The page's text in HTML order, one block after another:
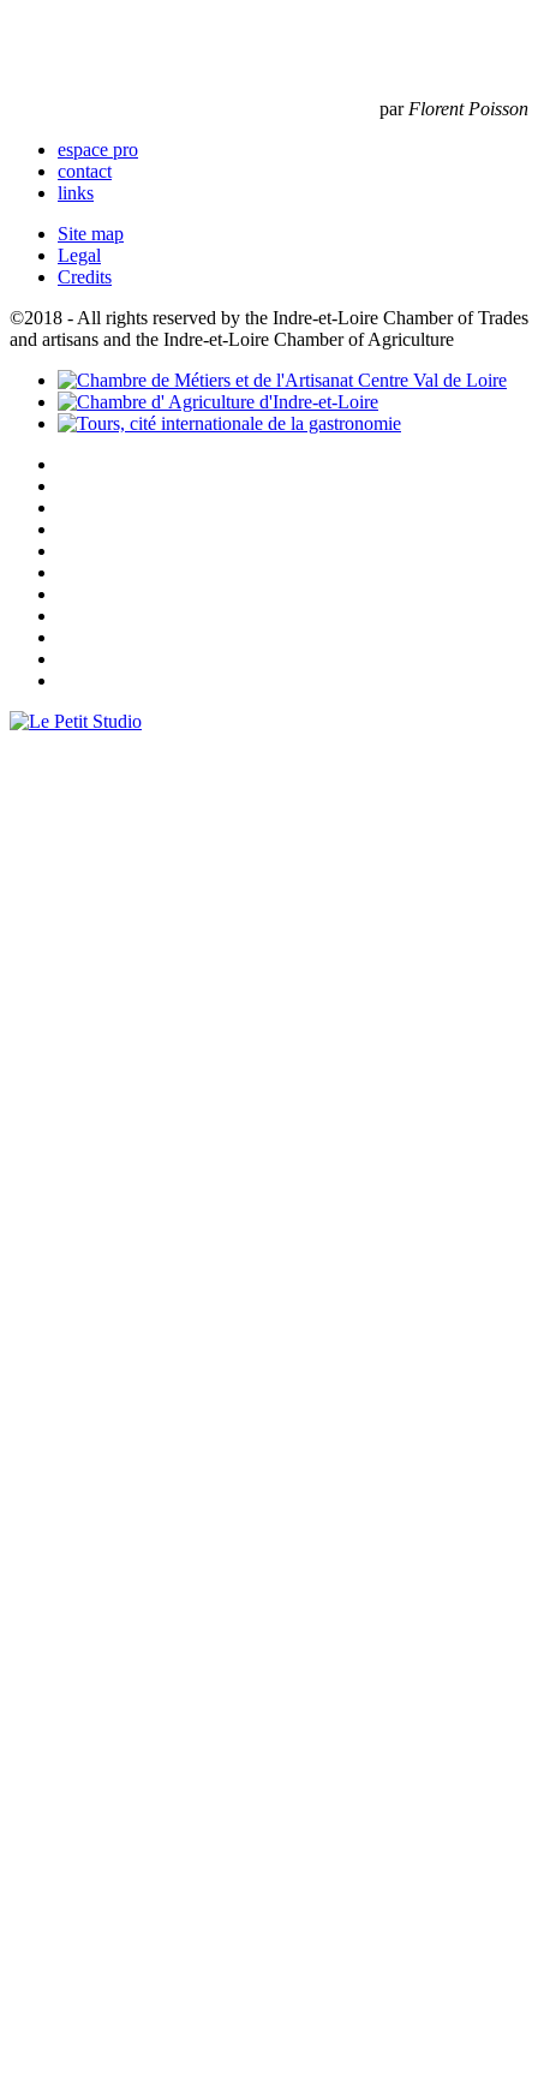
par Florent Poisson
espace pro
contact
links
Site map
Legal
Credits
©2018 - All rights reserved by the Indre-et-Loire Chamber of Trades
and artisans and the Indre-et-Loire Chamber of Agriculture